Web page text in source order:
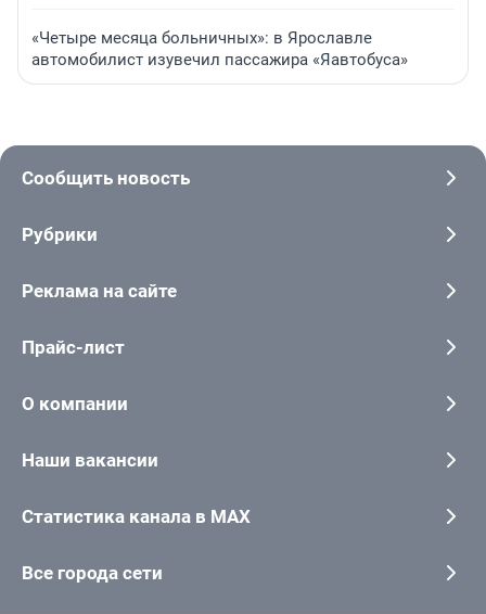
«Четыре месяца больничных»: в Ярославле
автомобилист изувечил пассажира «Яавтобуса»
Сообщить новость
Рубрики
Реклама на сайте
Прайс-лист
О компании
Наши вакансии
Статистика канала в MAX
Все города сети